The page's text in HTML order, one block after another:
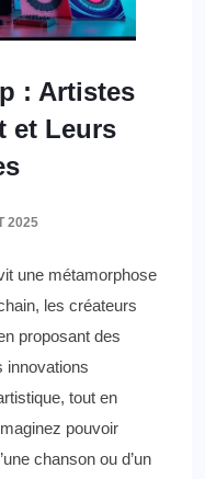
: Artistes
et Leurs
2025
une métamorphose
les créateurs
proposant des
tout en
pouvoir
chanson ou d’un